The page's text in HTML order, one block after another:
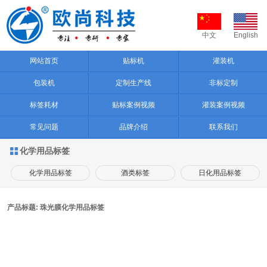
中文 English
网站首页 贴标机 灌装机
包装机 定制生产线 非标定制
标签耗材 贴标案例视频 灌装案例视频
常见问题 品牌介绍 联系我们
 化学用品标签
化学用品标签 酒类标签 日化用品标签
产品标题: 珠光膜化学用品标签